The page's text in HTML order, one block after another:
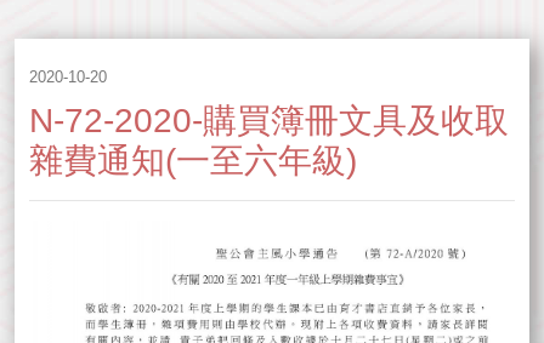
2020-10-20
N-72-2020-購買簿冊文具及收取
雜費通知(一至六年級)